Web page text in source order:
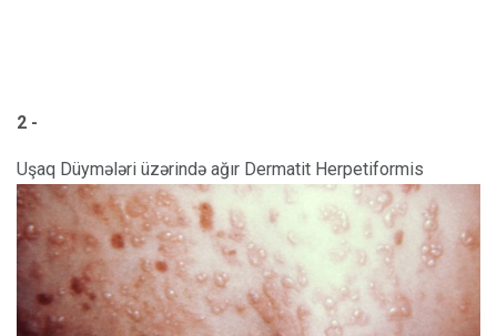
2 -
Uşaq Düymələri üzərində ağır Dermatit Herpetiformis